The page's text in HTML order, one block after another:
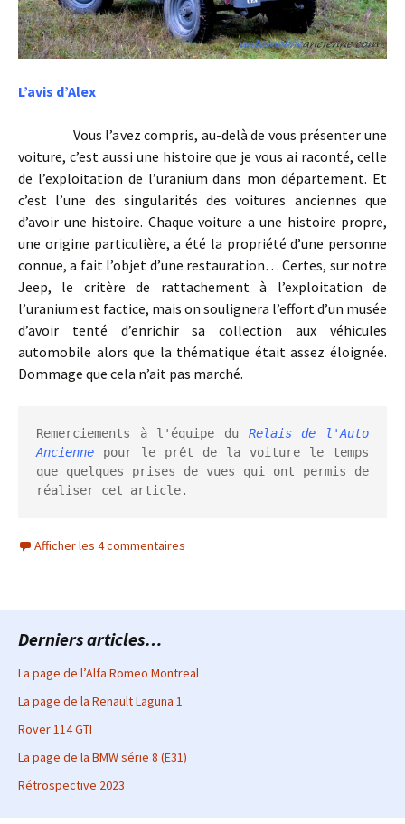
L’avis d’Alex
Vous l’avez compris, au-delà de vous présenter une
voiture, c’est aussi une histoire que je vous ai raconté, celle
de l’exploitation de l’uranium dans mon département. Et
c’est l’une des singularités des voitures anciennes que
d’avoir une histoire. Chaque voiture a une histoire propre,
une origine particulière, a été la propriété d’une personne
connue, a fait l’objet d’une restauration… Certes, sur notre
Jeep, le critère de rattachement à l’exploitation de
l’uranium est factice, mais on soulignera l’effort d’un musée
d’avoir tenté d’enrichir sa collection aux véhicules
automobile alors que la thématique était assez éloignée.
Dommage que cela n’ait pas marché.
Remerciements à l'équipe du Relais de l'Auto
Ancienne pour le prêt de la voiture le temps
que quelques prises de vues qui ont permis de
réaliser cet article.
Afficher les 4 commentaires
Derniers articles…
La page de l’Alfa Romeo Montreal
La page de la Renault Laguna 1
Rover 114 GTI
La page de la BMW série 8 (E31)
Rétrospective 2023